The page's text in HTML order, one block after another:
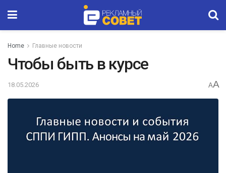
Home Главные новости
Чтобы быть в курсе
18.05.2026 AA